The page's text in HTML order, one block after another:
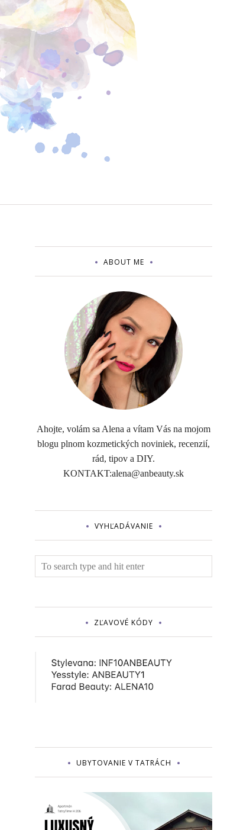
ABOUT ME
Ahojte, volám sa Alena a vítam Vás na mojom
blogu plnom kozmetických noviniek, recenzií,
rád, tipov a DIY.
KONTAKT:alena@anbeauty.sk
VYHĽADÁVANIE
ZĽAVOVÉ KÓDY
UBYTOVANIE V TATRÁCH